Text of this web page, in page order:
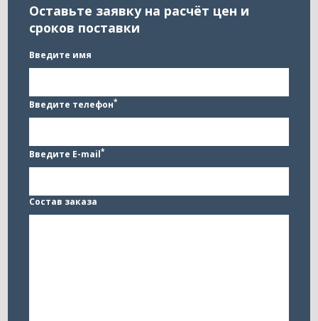
Оставьте заявку на расчёт цен и
сроков поставки
Введите имя
Введите телефон*
Введите E-mail*
Состав заказа